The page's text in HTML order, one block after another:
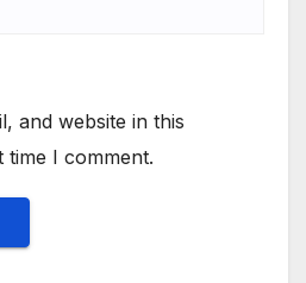
and website in this
I comment.